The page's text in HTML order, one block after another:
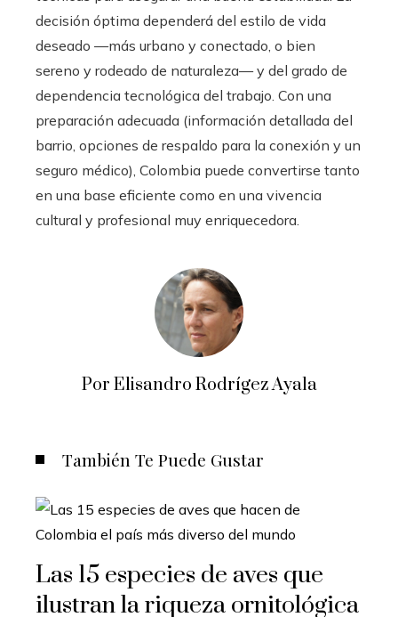
decisión óptima dependerá del estilo de vida
deseado —más urbano y conectado, o bien
sereno y rodeado de naturaleza— y del grado de
dependencia tecnológica del trabajo. Con una
preparación adecuada (información detallada del
barrio, opciones de respaldo para la conexión y un
seguro médico), Colombia puede convertirse tanto
en una base eficiente como en una vivencia
cultural y profesional muy enriquecedora.
Por Elisandro Rodrígez Ayala
También Te Puede Gustar
Las 15 especies de aves que
ilustran la riqueza ornitológica